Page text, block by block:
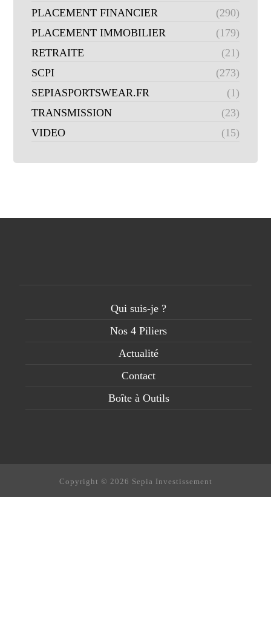
PLACEMENT FINANCIER
(290)
PLACEMENT IMMOBILIER
(179)
RETRAITE
(21)
SCPI
(273)
SEPIASPORTSWEAR.FR
(1)
TRANSMISSION
(23)
VIDEO
(15)
Qui suis-je ?
Nos 4 Piliers
Actualité
Contact
Boîte à Outils
Copyright © 2026 Sepia Investissement